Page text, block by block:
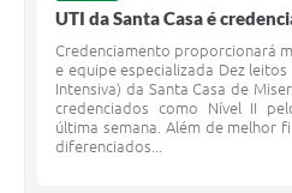
UTI da Santa Casa é
Credenciamento proporcionará
e equipe especializada Dez
Intensiva) da Santa Casa de
credenciados como Nível II
última semana. Além de melhor
diferenciados...